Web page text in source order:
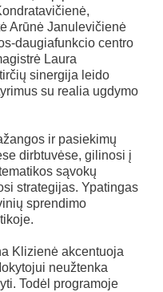
Arūnė Janulevičienė
daugiafunkcio centro
Laura
sinergija leido
su realia ugdymo
ir pasiekimų
dirbtuvėse, gilinosi į
sąvokų
strategijas. Ypatingas
sprendimo
Klizienė akcentuoja
neužtenka
Todėl programoje